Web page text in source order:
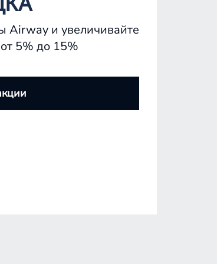
Airway и увеличивайте
5% до 15%